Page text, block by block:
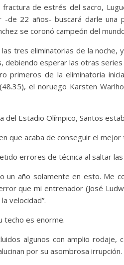
de estrés del sacro,
de 22 años- buscará darle una
se coronó campeón del
tres eliminatorias de la
debiendo esperar las otras
primeros de la eliminatoria
el noruego Karsten
del Estadio Olímpico, Santos
que acaba de conseguir el
errores de técnica al saltar las
un año solamente en esto. Me
que mi entrenador (José
velocidad”.
techo es enorme.
algunos con amplio rodaje,
por su asombrosa irrupción.